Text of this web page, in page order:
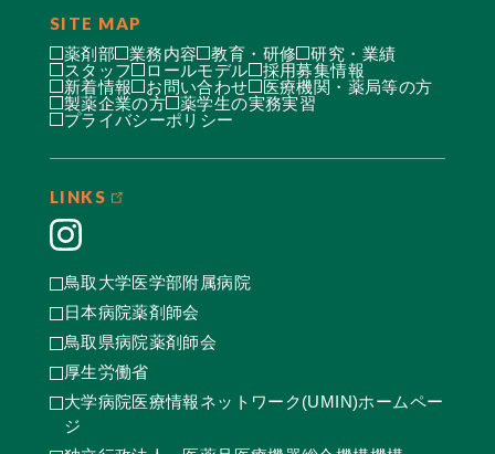
SITE MAP
薬剤部 業務内容 教育・研修
研究・業績
スタッフ
ロールモデル
採用募集情報
新着情報
お問い合わせ
医療機関・薬局等の方
製薬企業の方
薬学生の実務実習
プライバシーポリシー
LINKS
鳥取大学医学部附属病院
日本病院薬剤師会
鳥取県病院薬剤師会
厚生労働省
大学病院医療情報ネットワーク(UMIN)ホームペー
ジ